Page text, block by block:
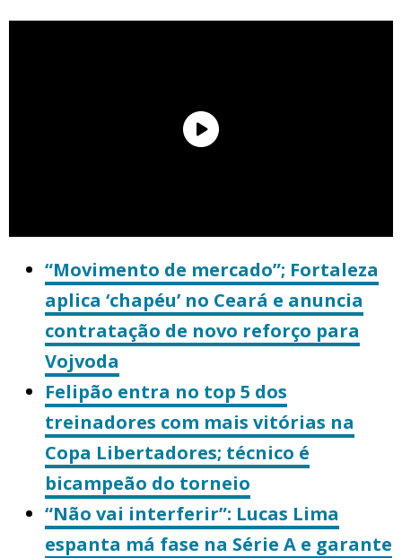
“Movimento de mercado”; Fortaleza
aplica ‘chapéu’ no Ceará e anuncia
contratação de novo reforço para
Vojvoda
Felipão entra no top 5 dos
treinadores com mais vitórias na
Copa Libertadores; técnico é
bicampeão do torneio
“Não vai interferir”: Lucas Lima
espanta má fase na Série A e garante